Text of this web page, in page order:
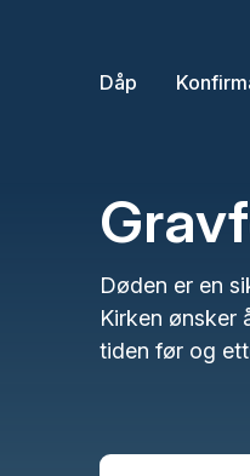
Dåp
Døden er en
Kirken ønsker
tiden før og